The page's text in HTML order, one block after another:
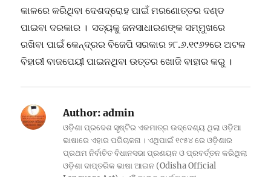
କାଳରେ କରିଥିବା ଦେଶଦ୍ରୋହ ପାଇଁ ମରଣୋତ୍ତର ଦଣ୍ଡ
ପାଇବା ଦରକାର । ସତ୍ୟକୁ ଜନସାଧାରଣଙ୍କ ସମ୍ମୁଖରେ
ରଖିବା ପାଇଁ କେନ୍ଦ୍ରର ବିଜେପି ସରକାର ୨୮.୬.୧୯୬୨ରେ ଅଟଳ
ବିହାରୀ ବାଜପେୟୀ ପାଇନଥିବା ଉତ୍ତର ଖୋଜି ବାହାର କରୁ ।
Author: admin
ଓଡ଼ିଶା ପ୍ରଦେଶ ସୃଷ୍ଟିର ଏକମାତ୍ର ଉଦ୍ଦେଶ୍ୟ ଥିଲା ଓଡ଼ିଆ
ଭାଷାରେ ଏହାର ପରିଚାଳନା । ଏଥିପାଇଁ ୧୯୫୪ ରେ ଓଡ଼ିଶାର
ପ୍ରଥମ ନିର୍ବାଚିତ ବିଧାନସଭା ପ୍ରଣୟନ ଓ ପ୍ରବର୍ତ୍ତନ କରିଥିଲା
ଓଡ଼ିଶା ଦାପ୍ତରିକ ଭାଷା ଆଇନ (Odisha Official